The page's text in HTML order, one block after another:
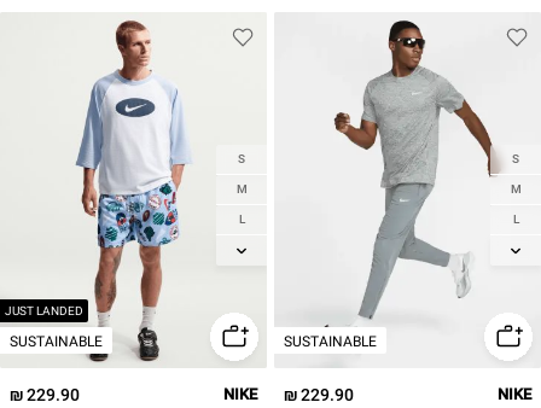
SUSTAINABLE
S
M
L
XL
229.90 ₪ NIKE
JUST LANDED
SUSTAINABLE
S
M
L
XL
3XL
229.90 ₪ NIKE